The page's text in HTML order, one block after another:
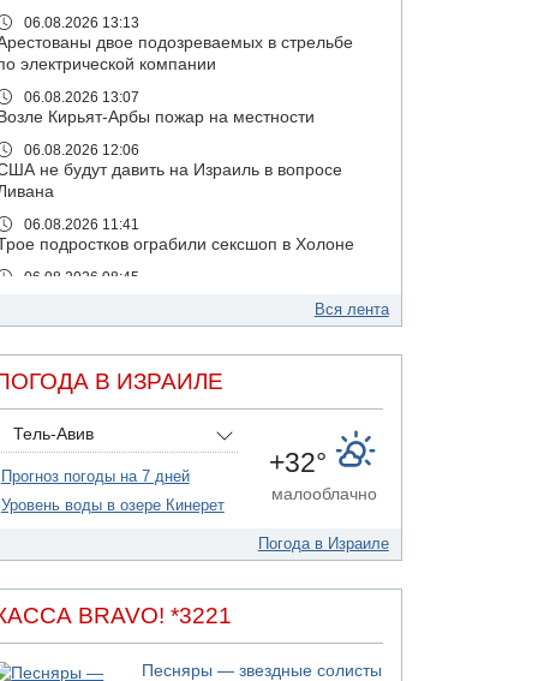
06.08.2026 13:13
двое подозреваемых в стрельбе
электрической компании
06.08.2026 13:07
Возле Кирьят-Арбы пожар на местности
06.08.2026 12:06
не будут давить на Израиль в вопросе
06.08.2026 11:41
подростков ограбили сексшоп в Холоне
06.08.2026 08:45
06.08.2026 08:11
атака на российский НПЗ
05.08.2026 18:30
противоракетной обороны "Хец"
05.08.2026 18:28
МАДА призывает израильтян срочно сдавать
кровь
Бывший посол Израиля в ООН Гилад Эрдан
партии
05.08.2026 13:49
севере Израиля на берег выбросило тело
Вся лента
В ИЗРАИЛЕ
Тель-Авив
Прогноз погоды на 7 дней
Уровень воды в озере Кинерет
+32°
малооблачно
Погода в Израиле
BRAVO! *3221
Песняры — звездные солисты